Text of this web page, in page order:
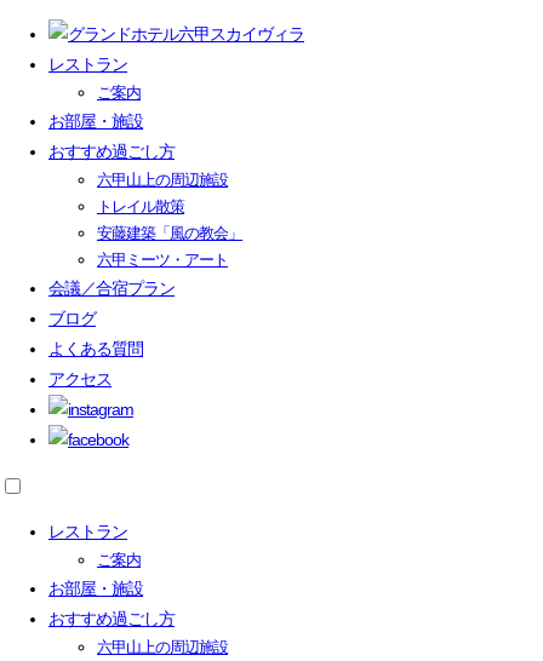
レストラン
ご案内
お部屋・施設
おすすめ過ごし方
六甲山上の周辺施設
トレイル散策
安藤建築「風の教会」
六甲ミーツ・アート
会議／合宿プラン
ブログ
よくある質問
アクセス
レストラン
ご案内
お部屋・施設
おすすめ過ごし方
六甲山上の周辺施設